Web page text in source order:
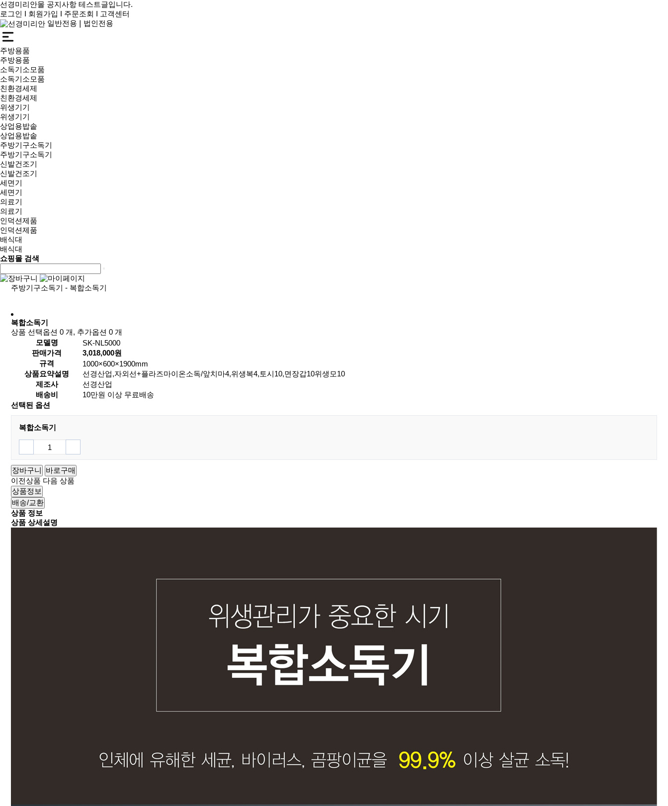
선경미리안몰 공지사항 테스트글입니다.
선경미리안몰 공지사항 테스트글입니다.
선경산업 공식제품몰 _ 선경미리안몰에서 다양한 상품을 만나보세요.
선경미리안몰 공지사항 테스트글입니다.
로그인 I 회원가입 I 주문조회 I 고객센터
일반전용 ❘ 법인전용
주방용품
주방용품
소독기소모품
소독기소모품
친환경세제
친환경세제
위생기기
위생기기
상업용밥솥
상업용밥솥
주방기구소독기
주방기구소독기
신발건조기
신발건조기
세면기
세면기
의료기
의료기
인덕션제품
인덕션제품
배식대
배식대
쇼핑몰 검색
주방기구소독기 - 복합소독기
복합소독기
상품 선택옵션 0 개, 추가옵션 0 개
모델명
SK-NL5000
판매가격
3,018,000원
규격
1000×600×1900mm
상품요약설명
선경산업,자외선+플라즈마이온소독/앞치마4,위생복4,토시10,면장갑10위생모10
제조사
선경산업
배송비
10만원 이상 무료배송
선택된 옵션
복합소독기
장바구니
바로구매
이전상품 다음 상품
상품정보
배송/교환
상품 정보
상품 상세설명